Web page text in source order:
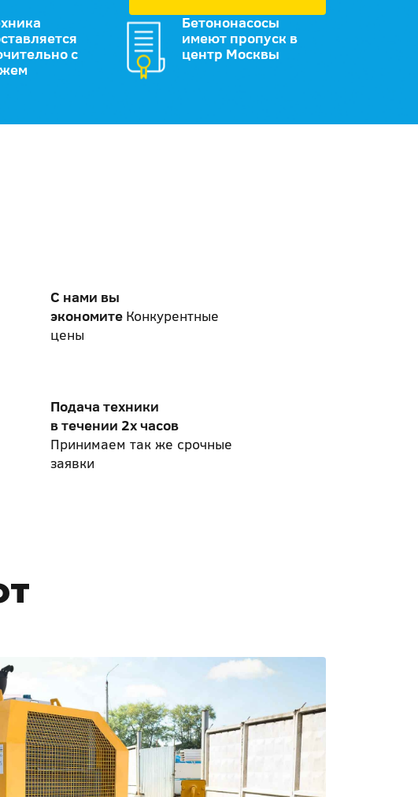
с
Бетононасосы
имеют пропуск в
центр Москвы
С нами вы
экономите Конкурентные
цены
Подача техники
в течении 2х часов
Принимаем так же срочные
заявки